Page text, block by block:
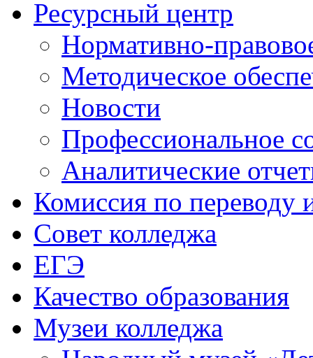
Ресурсный центр
Нормативно-
Методическое
Новости
Профессиональное
Аналитические
Комиссия по переводу
Совет колледжа
ЕГЭ
Качество образования
Музеи колледжа